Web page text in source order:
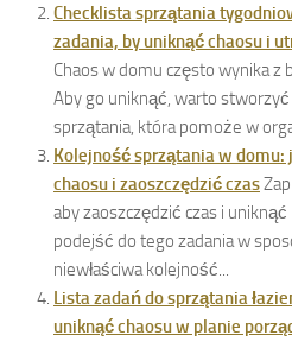
Checklista sprzątania
zadania, by uniknąć chaosu i
Chaos w domu często wynika z
Aby go uniknąć, warto
sprzątania, która pomoże w
Kolejność sprzątania w domu:
chaosu i zaoszczędzić czas
aby zaoszczędzić czas i uniknąć
podejść do tego zadania w
niewłaściwa kolejność...
Lista zadań do sprzątania
uniknąć chaosu w planie